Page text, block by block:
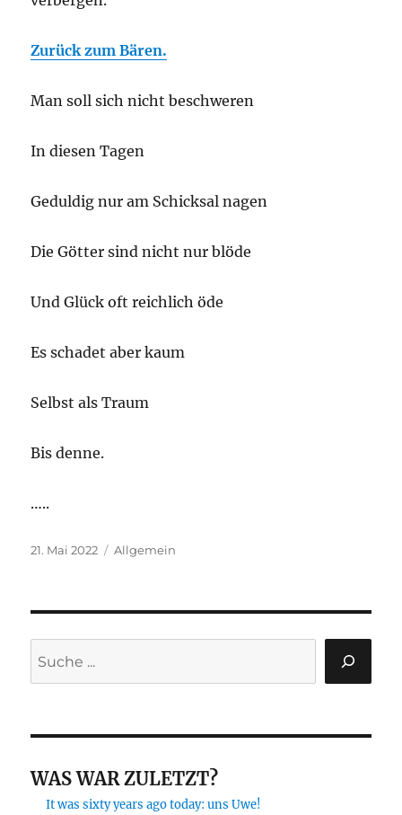
Zurück zum Bären.
Man soll sich nicht beschweren
In diesen Tagen
Geduldig nur am Schicksal nagen
Die Götter sind nicht nur blöde
Und Glück oft reichlich öde
Es schadet aber kaum
Selbst als Traum
Bis denne.
…..
Veröffentlicht
21. Mai 2022 Kategorien
Allgemein
WAS WAR ZULETZT?
It was sixty years ago today: uns Uwe!